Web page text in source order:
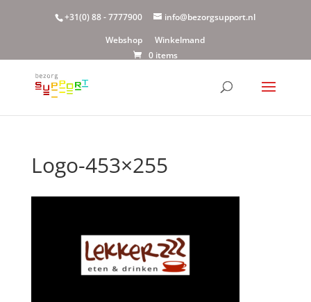
+31(0) 88 - 7777900
info@bezorgsupport.nl
Webshop
Winkelmand
0 items
Logo-453×255